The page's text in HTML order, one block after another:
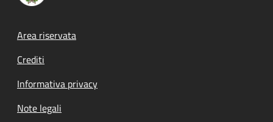
Footer menu
Area riservata
Crediti
Informativa privacy
Note legali